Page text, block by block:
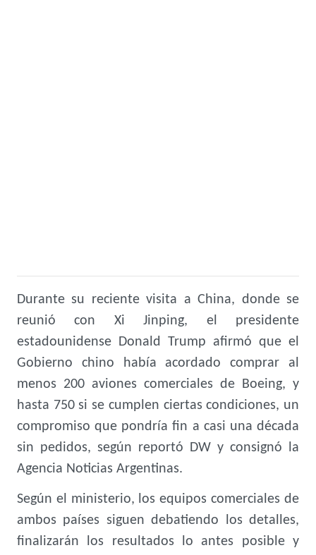
Durante su reciente visita a China, donde se
reunió con Xi Jinping, el presidente
estadounidense Donald Trump afirmó que el
Gobierno chino había acordado comprar al
menos 200 aviones comerciales de Boeing, y
hasta 750 si se cumplen ciertas condiciones, un
compromiso que pondría fin a casi una década
sin pedidos, según reportó DW y consignó la
Agencia Noticias Argentinas.
Según el ministerio, los equipos comerciales de
ambos países siguen debatiendo los detalles,
finalizarán los resultados lo antes posible y